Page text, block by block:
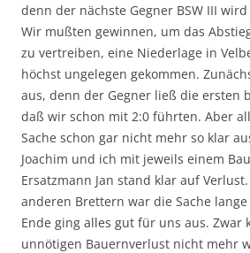
denn der nächste Gegner BSW III
Wir mußten gewinnen, um das
zu vertreiben, eine Niederlage in
höchst ungelegen gekommen.
aus, denn der Gegner ließ die ersten
daß wir schon mit 2:0 führten. Aber
Sache schon gar nicht mehr so klar
Joachim und ich mit jeweils einem
Ersatzmann Jan stand klar auf
anderen Brettern war die Sache
Ende ging alles gut für uns aus. Zwar
unnötigen Bauernverlust nicht mehr